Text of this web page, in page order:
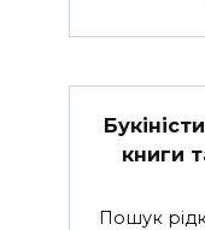
книги
Пошук